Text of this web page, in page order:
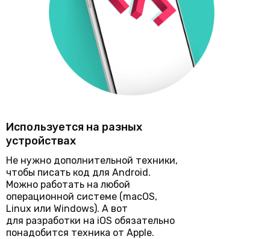
Используется на разных
устройствах
Не нужно дополнительной техники,
чтобы писать код для Android.
Можно работать на любой
операционной системе (macOS,
Linux или Windows). А вот
для разработки на iOS обязательно
понадобится техника от Apple.